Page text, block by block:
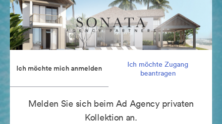
Ich möchte mich anmelden
Ich möchte Zugang
beantragen
Melden Sie sich beim Ad Agency privaten
Kollektion an.